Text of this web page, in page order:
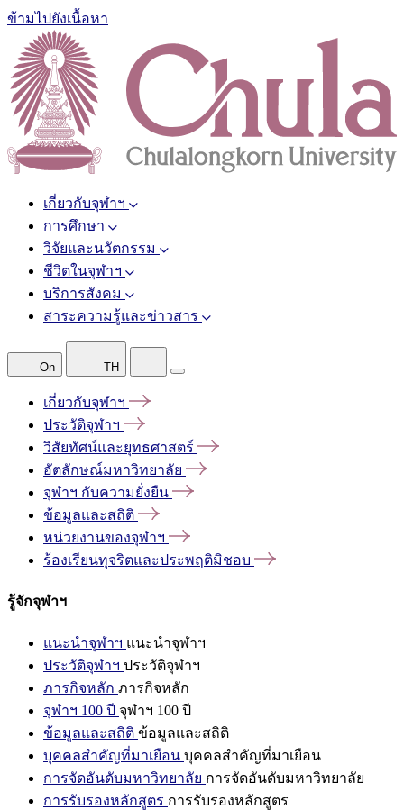
ข้ามไปยังเนื้อหา
เกี่ยวกับจุฬาฯ
การศึกษา
วิจัยและนวัตกรรม
ชีวิตในจุฬาฯ
บริการสังคม
สาระความรู้และข่าวสาร
On TH
เกี่ยวกับจุฬาฯ
ประวัติจุฬาฯ
วิสัยทัศน์และยุทธศาสตร์
อัตลักษณ์มหาวิทยาลัย
จุฬาฯ กับความยั่งยืน
ข้อมูลและสถิติ
หน่วยงานของจุฬาฯ
ร้องเรียนทุจริตและประพฤติมิชอบ
รู้จักจุฬาฯ
แนะนำจุฬาฯ แนะนำจุฬาฯ
ประวัติจุฬาฯ ประวัติจุฬาฯ
ภารกิจหลัก ภารกิจหลัก
จุฬาฯ 100 ปี จุฬาฯ 100 ปี
ข้อมูลและสถิติ ข้อมูลและสถิติ
บุคคลสำคัญที่มาเยือน บุคคลสำคัญที่มาเยือน
การจัดอันดับมหาวิทยาลัย การจัดอันดับมหาวิทยาลัย
การรับรองหลักสูตร การรับรองหลักสูตร